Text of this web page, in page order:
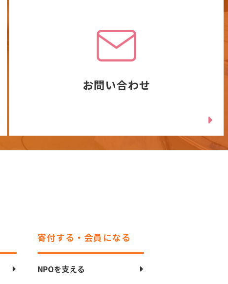
お問い合わせ
寄付する・会員になる
NPOを支える